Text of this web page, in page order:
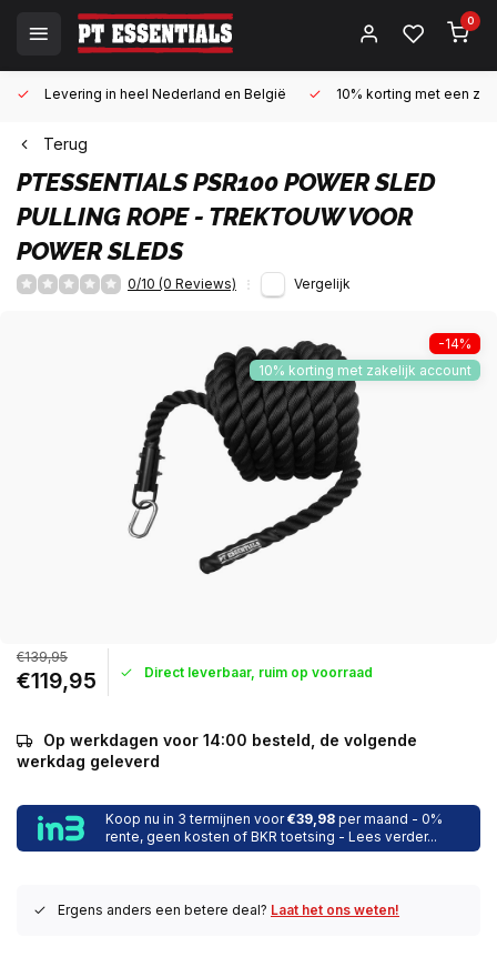
0
Levering in heel Nederland en België 10% korting met een
Terug
PTESSENTIALSPSR100 POWER SLED
PULLING ROPE - TREKTOUW VOOR
POWER SLEDS
0/10 (0 Reviews) Vergelijk
-14%
10% korting met zakelijk account
€139,95
€119,95 Direct leverbaar, ruim op voorraad
Op werkdagen voor 14:00 besteld, de volgende
werkdag geleverd
Koop nu in 3 termijnen voor€39,98 per maand - 0%
rente, geen kosten of BKR toetsing - Lees verder...
Ergens anders een betere deal? Laat het ons weten!